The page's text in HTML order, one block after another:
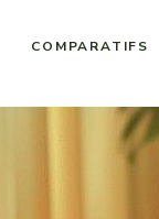
COMPARATIFS